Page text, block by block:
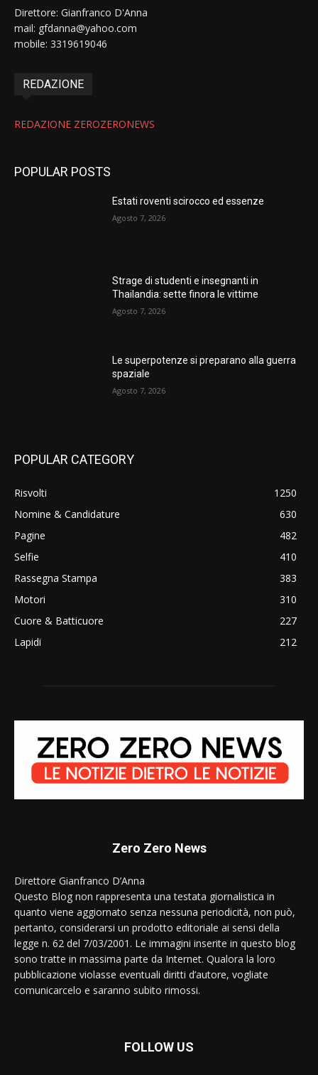
Direttore: Gianfranco D'Anna
mail: gfdanna@yahoo.com
mobile: 3319619046
REDAZIONE
REDAZIONE ZEROZERONEWS
POPULAR POSTS
Estati roventi scirocco ed essenze
Agosto 7, 2026
Strage di studenti e insegnanti in
Thailandia: sette finora le vittime
Agosto 7, 2026
Le superpotenze si preparano alla guerra
spaziale
Agosto 7, 2026
POPULAR CATEGORY
Risvolti
1250
Nomine & Candidature
630
Pagine
482
Selfie
410
Rassegna Stampa
383
Motori
310
Cuore & Batticuore
227
Lapidi
212
Zero Zero News
Direttore Gianfranco D’Anna
Questo Blog non rappresenta una testata giornalistica in
quanto viene aggiornato senza nessuna periodicità, non può,
pertanto, considerarsi un prodotto editoriale ai sensi della
legge n. 62 del 7/03/2001. Le immagini inserite in questo blog
sono tratte in massima parte da Internet. Qualora la loro
pubblicazione violasse eventuali diritti d’autore, vogliate
comunicarcelo e saranno subito rimossi.
FOLLOW US